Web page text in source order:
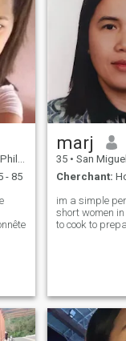
- 85
marj
35 • San Miguel,
Cherchant:
im a simple person, im a
short women
to cook to